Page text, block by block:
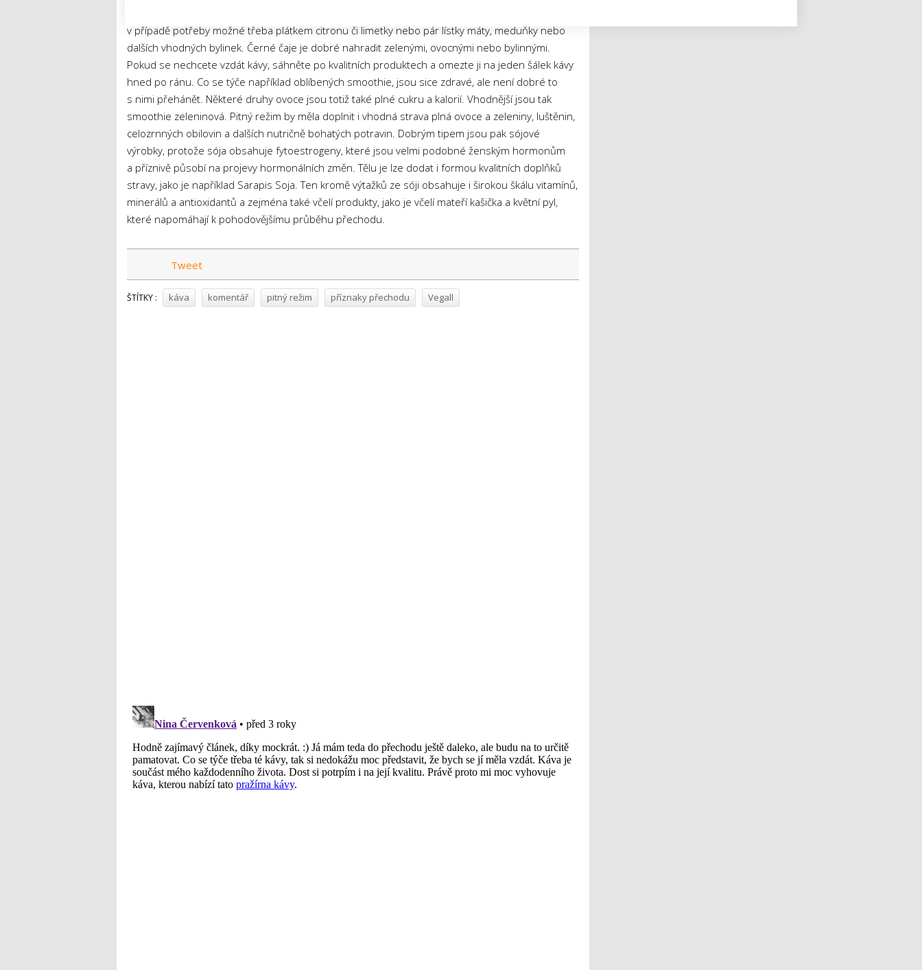
v případě potřeby možné třeba plátkem citronu či limetky nebo pár lístky máty, meduňky nebo
dalších vhodných bylinek. Černé čaje je dobré nahradit zelenými, ovocnými nebo bylinnými.
Pokud se nechcete vzdát kávy, sáhněte po kvalitních produktech a omezte ji na jeden šálek kávy
hned po ránu. Co se týče například oblíbených smoothie, jsou sice zdravé, ale není dobré to
s nimi přehánět. Některé druhy ovoce jsou totiž také plné cukru a kalorií. Vhodnější jsou tak
smoothie zeleninová. Pitný režim by měla doplnit i vhodná strava plná ovoce a zeleniny, luštěnin,
celozrnných obilovin a dalších nutričně bohatých potravin. Dobrým tipem jsou pak sójové
výrobky, protože sója obsahuje fytoestrogeny, které jsou velmi podobné ženským hormonům
a příznivě působí na projevy hormonálních změn. Tělu je lze dodat i formou kvalitních doplňků
stravy, jako je například Sarapis Soja. Ten kromě výtažků ze sóji obsahuje i širokou škálu vitamínů,
minerálů a antioxidantů a zejména také včelí produkty, jako je včelí mateří kašička a květní pyl,
které napomáhají k pohodovějšímu průběhu přechodu.
Tweet
ŠTÍTKY : káva komentář pitný režim příznaky přechodu Vegall